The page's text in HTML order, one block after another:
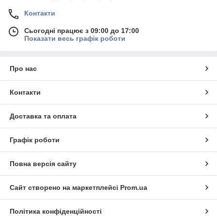
Контакти
Сьогодні працює з 09:00 до 17:00
Показати весь графік роботи
Про нас
Контакти
Доставка та оплата
Графік роботи
Повна версія сайту
Сайт створено на маркетплейсі Prom.ua
Політика конфіденційності